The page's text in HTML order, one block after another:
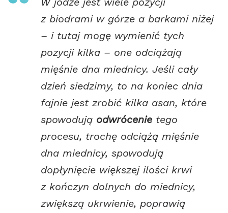
z biodrami w górze a barkami niżej
– i tutaj mogę wymienić tych
pozycji kilka – one odciążają
mięśnie dna miednicy. Jeśli cały
dzień siedzimy, to na koniec dnia
fajnie jest zrobić kilka asan, które
spowodują odwrócenie tego
procesu, trochę odciążą mięśnie
dna miednicy, spowodują
dopłynięcie większej ilości krwi
z kończyn dolnych do miednicy,
zwiększą ukrwienie, poprawią